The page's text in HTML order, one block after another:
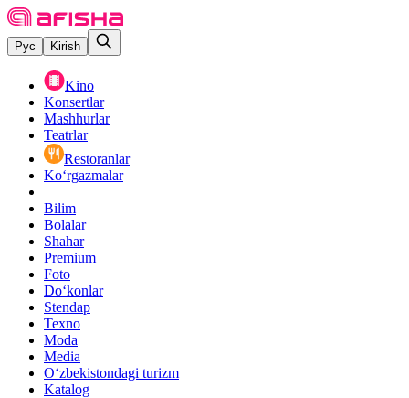
Рус Kirish
Kino
Konsertlar
Mashhurlar
Teatrlar
Restoranlar
Ko‘rgazmalar
Bilim
Bolalar
Shahar
Premium
Foto
Do‘konlar
Stendap
Texno
Moda
Media
O‘zbekistondagi turizm
Katalog